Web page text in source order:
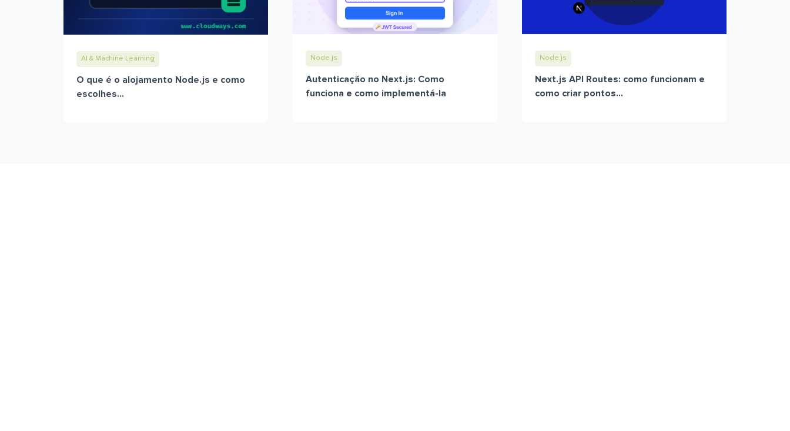
AI & Machine Learning
O que é o alojamento Node.js e como
escolhes...
Node.js
Autenticação no Next.js: Como
funciona e como implementá-la
Node.js
Next.js API Routes: como funcionam e
como criar pontos...